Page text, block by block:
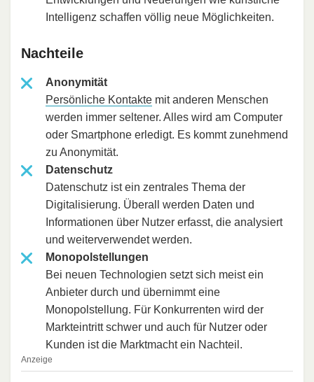
Intelligenz schaffen völlig neue Möglichkeiten.
Nachteile
Anonymität
Persönliche Kontakte mit anderen Menschen
werden immer seltener. Alles wird am Computer
oder Smartphone erledigt. Es kommt zunehmend
zu Anonymität.
Datenschutz
Datenschutz ist ein zentrales Thema der
Digitalisierung. Überall werden Daten und
Informationen über Nutzer erfasst, die analysiert
und weiterverwendet werden.
Monopolstellungen
Bei neuen Technologien setzt sich meist ein
Anbieter durch und übernimmt eine
Monopolstellung. Für Konkurrenten wird der
Markteintritt schwer und auch für Nutzer oder
Kunden ist die Marktmacht ein Nachteil.
Anzeige